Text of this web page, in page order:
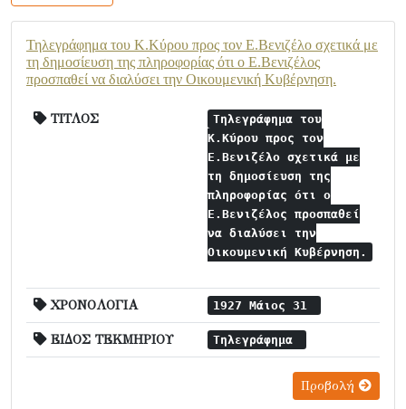
Τηλεγράφημα του Κ.Κύρου προς τον Ε.Βενιζέλο σχετικά με
τη δημοσίευση της πληροφορίας ότι ο Ε.Βενιζέλος
προσπαθεί να διαλύσει την Οικουμενική Κυβέρνηση.
ΤΙΤΛΟΣ
Τηλεγράφημα του
Κ.Κύρου προς τον
Ε.Βενιζέλο σχετικά με
τη δημοσίευση της
πληροφορίας ότι ο
Ε.Βενιζέλος προσπαθεί
να διαλύσει την
Οικουμενική Κυβέρνηση.
ΧΡΟΝΟΛΟΓΙΑ 1927 Μάιος 31
ΕΙΔΟΣ ΤΕΚΜΗΡΙΟΥ Τηλεγράφημα
Προβολή